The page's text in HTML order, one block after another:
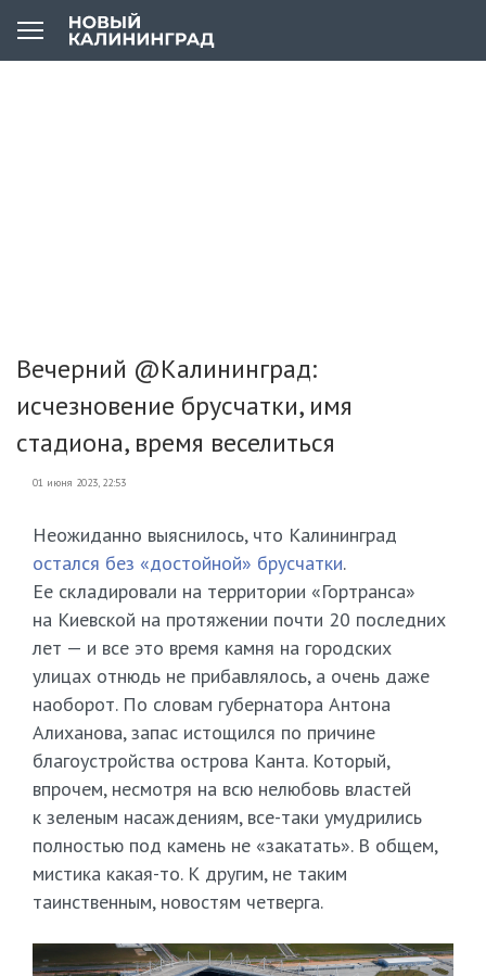
Вечерний @Калининград:
исчезновение брусчатки, имя
стадиона, время веселиться
01 июня 2023, 22:53
Неожиданно выяснилось, что Калининград
остался без «достойной» брусчатки.
Ее складировали на территории «Гортранса»
на Киевской на протяжении почти 20 последних
лет — и все это время камня на городских
улицах отнюдь не прибавлялось, а очень даже
наоборот. По словам губернатора Антона
Алиханова, запас истощился по причине
благоустройства острова Канта. Который,
впрочем, несмотря на всю нелюбовь властей
к зеленым насаждениям, все-таки умудрились
полностью под камень не «закатать». В общем,
мистика какая-то. К другим, не таким
таинственным, новостям четверга.